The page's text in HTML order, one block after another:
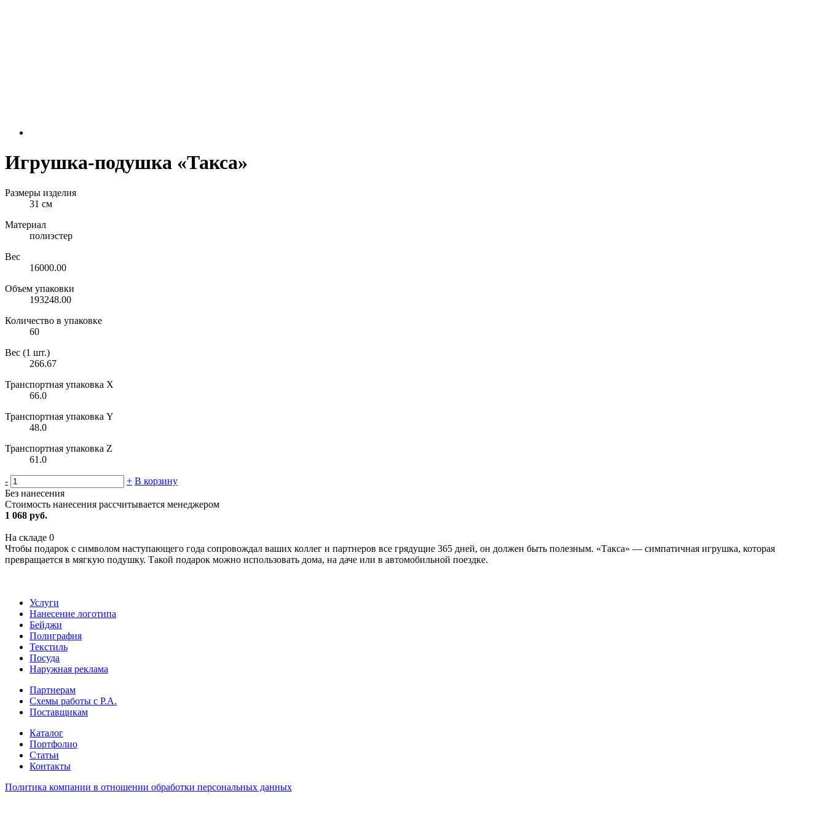
Игрушка-подушка «Такса»
Размеры изделия
31 см
Материал
полиэстер
Вес
16000.00
Объем упаковки
193248.00
Количество в упаковке
60
Вес (1 шт.)
266.67
Транспортная упаковка X
66.0
Транспортная упаковка Y
48.0
Транспортная упаковка Z
61.0
- + В корзину
Без нанесения
Стоимость нанесения рассчитывается менеджером
1 068 руб.
На складе 0
Чтобы подарок с символом наступающего года сопровождал ваших коллег и партнеров все грядущие 365 дней, он должен быть полезным. «Такса» — симпатичная игрушка, которая
превращается в мягкую подушку. Такой подарок можно использовать дома, на даче или в автомобильной поездке.
Услуги
Нанесение логотипа
Бейджи
Полиграфия
Текстиль
Посуда
Наружная реклама
Партнерам
Схемы работы с Р.А.
Поставщикам
Каталог
Портфолио
Статьи
Контакты
Политика компании в отношении обработки персональных данных